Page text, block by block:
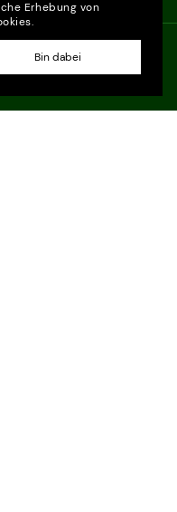
Erhebung von
Bin dabei